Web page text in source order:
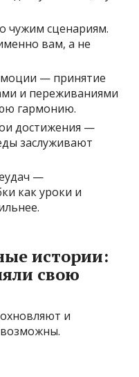
чужим сценариям.
вам, а не
— принятие
и переживаниями
гармонию.
достижения —
заслуживают
—
как уроки и
истории:
свою
и